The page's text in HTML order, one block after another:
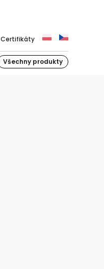
Všechny produkty
Certifikáty